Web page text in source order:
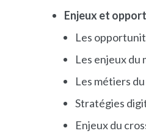
Enjeux et
Les
Les enjeux du
Les métiers
Stratégies
Enjeux du